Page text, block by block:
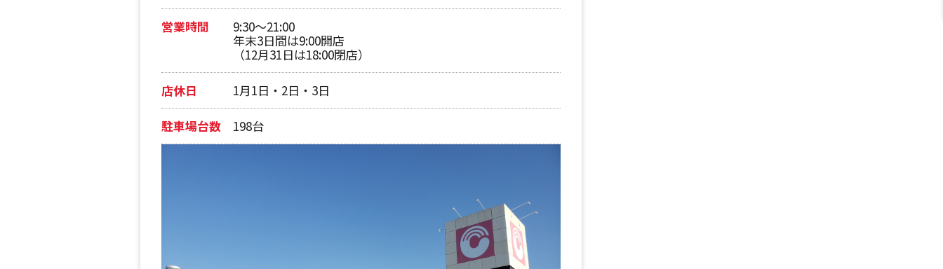
営業時間
9:30～21:00
年末3日間は9:00開店
（12月31日は18:00閉店）
店休日 1月1日・2日・3日
駐車場台数 198台